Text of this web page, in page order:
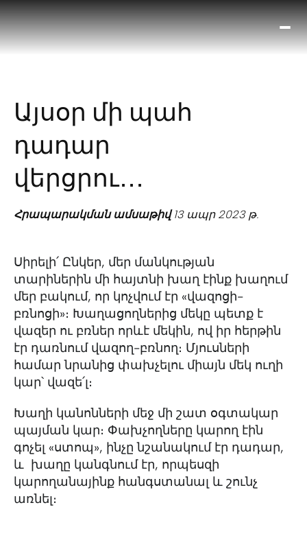
Այսօր մի պահ
դադար
վերցրու․․․
Հրապարակման ամսաթիվ13 ապր 2023 թ.
Սիրելի՛ Ընկեր, մեր մանկության
տարիներին մի հայտնի խաղ էինք խաղում
մեր բակում, որ կոչվում էր «վազոցի-
բռնոցի»։ Խաղացողներից մեկը պետք է
վազեր ու բռներ որևէ մեկին, ով իր հերթին
էր դառնում վազող-բռնող։ Մյուսների
համար նրանից փախչելու միայն մեկ ուղի
կար՝ վազե՛լ։
Խաղի կանոնների մեջ մի շատ օգտակար
պայման կար։ Փախչողները կարող էին
գոչել «ստոպ», ինչը նշանակում էր դադար,
և խաղը կանգնում էր, որպեսզի
կարողանայինք հանգստանալ և շունչ
առնել։